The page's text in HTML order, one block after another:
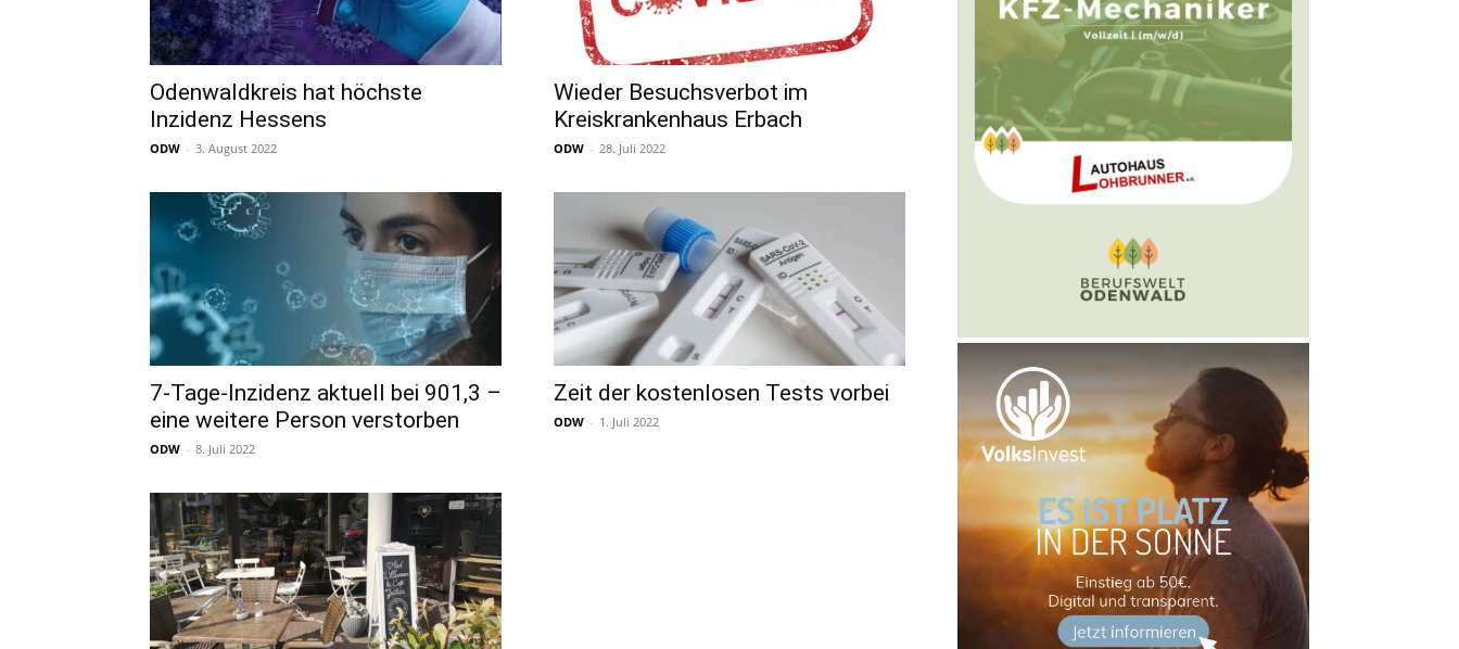
Odenwaldkreis hat höchste
Inzidenz Hessens
ODW - 3. August 2022
Wieder Besuchsverbot im
Kreiskrankenhaus Erbach
ODW - 28. Juli 2022
7-Tage-Inzidenz aktuell bei 901,3 –
eine weitere Person verstorben
ODW - 8. Juli 2022
Zeit der kostenlosen Tests vorbei
ODW - 1. Juli 2022